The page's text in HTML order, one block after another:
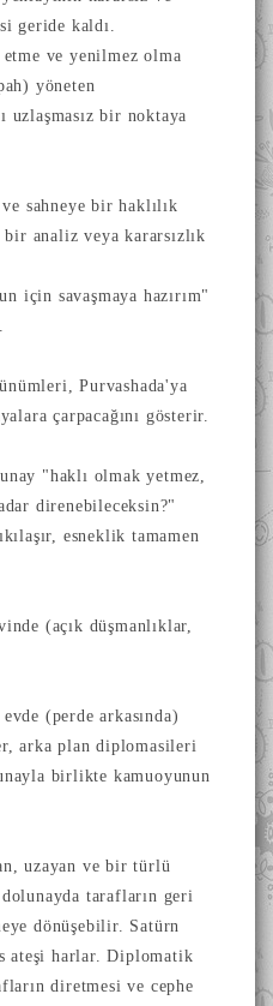
geride kaldı.
ve yenilmez olma
yöneten
uzlaşmasız bir noktaya
sahneye bir haklılık
analiz veya kararsızlık
için savaşmaya hazırım"
Purvashada'ya
çarpacağını gösterir.
"haklı olmak yetmez,
direnebileceksin?"
esneklik tamamen
(açık düşmanlıklar,
(perde arkasında)
arka plan diplomasileri
birlikte kamuoyunun
uzayan ve bir türlü
tarafların geri
dönüşebilir. Satürn
ateşi harlar. Diplomatik
diretmesi ve cephe